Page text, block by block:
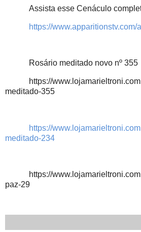
Assista esse Cenáculo
https://www.apparitionstv.com/
Rosário meditado novo nº 355
https://
meditado-355
https://
meditado-234
https://
paz-29